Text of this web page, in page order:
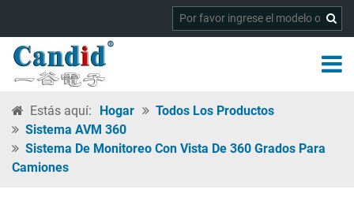
Estás aquí: Hogar
Todos Los Productos
Sistema AVM 360
Sistema De Monitoreo Con Vista De 360 Grados Para
Camiones